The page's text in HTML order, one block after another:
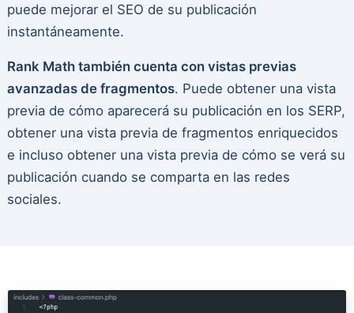
puede mejorar el SEO de su publicación
instantáneamente.
Rank Math también cuenta con vistas previas
avanzadas de fragmentos. Puede obtener una vista
previa de cómo aparecerá su publicación en los SERP,
obtener una vista previa de fragmentos enriquecidos
e incluso obtener una vista previa de cómo se verá su
publicación cuando se comparta en las redes
sociales.